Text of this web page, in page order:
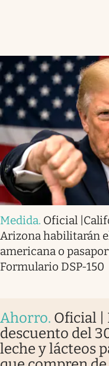
Medida. Oficial
Arizona habilitarán
americana o
Formulario DSP-150
Ahorro. Oficial |
descuento del
leche y lácteos